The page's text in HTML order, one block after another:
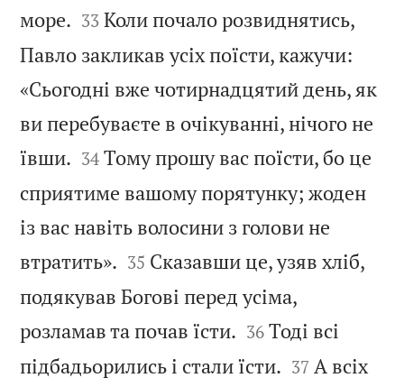
море. 

33 Коли почало розвиднятись,
Павло закликав усіх поїсти, кажучи:
«Сьогодні вже чотирнадцятий день, як
ви перебуваєте в очікуванні, нічого не
ївши. 

34 Тому прошу вас поїсти, бо це
сприятиме вашому порятунку; жоден
із вас навіть волосини з голови не
втратить». 

35 Сказавши це, узяв хліб,
подякував Богові перед усіма,
розламав та почав їсти. 

36 Тоді всі
підбадьорились і стали їсти. 

37 А всіх